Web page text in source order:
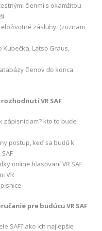
členmi s okamžitou
zásluhy. (zoznam
Kubečka, Latso Graus,
členov do konca
VR SAF
kto to bude
postup, keď sa budú k
online hlasovaní VR SAF
VR
pre budúcu VR SAF
SAF? ako ich najlepšie